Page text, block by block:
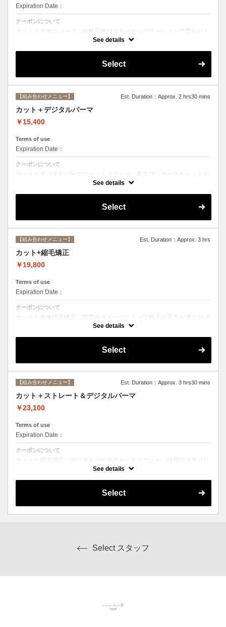
Expiration Date：
クーポンについて
カットと全体のパーマ。化粧品登録のカーリングローションで柔らかく
動きのあるスタイルからしっかりウェーブまで☆シャンプー、ブロー込
See details
Select
【組み合わせメニュー】 Est. Duration：Approx. 2 hrs30 mins
カット＋デジタルパーマ
￥15,400
Terms of use
Expiration Date：
クーポンについて
カットとデジタルパーマのセットメニュー。毛先ワンカールからふんわ
りルーズなカールまで大きめしっかりカール♪シャンプー・ブロー込
See details
Select
【組み合わせメニュー】 Est. Duration：Approx. 3 hrs
カット+縮毛矯正
￥19,800
Terms of use
Expiration Date：
クーポンについて
カットと全体縮毛矯正。髪質やダメージによって根元と毛先を塗り分け
ます。シャンプー、ブロー込み。必要に応じて前処理トリートメント無
See details
Select
【組み合わせメニュー】 Est. Duration：Approx. 3 hrs30 mins
カット＋ストレート＆デジタルパーマ
￥23,100
Terms of use
Expiration Date：
クーポンについて
カットと縮毛矯正、デジタルパーマのセットメニュー。毎日のスタイリ
ングを楽にしたい方にオススメ☆ シャンプー、ブロー込み。ロング料
See details
Select
Select スタッフ